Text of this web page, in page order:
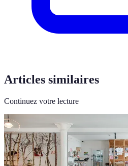
Articles similaires
Continuez votre lecture